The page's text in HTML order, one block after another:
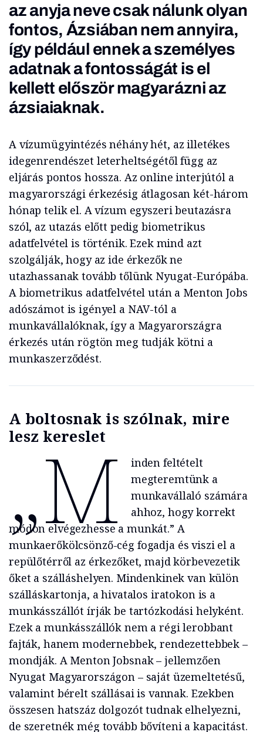
az anyja neve csak nálunk olyan
fontos, Ázsiában nem annyira,
így például ennek a személyes
adatnak a fontosságát is el
kellett először magyarázni az
ázsiaiaknak.
A vízumügyintézés néhány hét, az illetékes
idegenrendészet leterheltségétől függ az
eljárás pontos hossza. Az online interjútól a
magyarországi érkezésig átlagosan két-három
hónap telik el. A vízum egyszeri beutazásra
szól, az utazás előtt pedig biometrikus
adatfelvétel is történik. Ezek mind azt
szolgálják, hogy az ide érkezők ne
utazhassanak tovább tőlünk Nyugat-Európába.
A biometrikus adatfelvétel után a Menton Jobs
adószámot is igényel a NAV-tól a
munkavállalóknak, így a Magyarországra
érkezés után rögtön meg tudják kötni a
munkaszerződést.
A boltosnak is szólnak, mire
lesz kereslet
„M
inden feltételt
megteremtünk a
munkavállaló számára
ahhoz, hogy korrekt
módon elvégezhesse a munkát.” A
munkaerőkölcsönző-cég fogadja és viszi el a
repülőtérről az érkezőket, majd körbevezetik
őket a szálláshelyen. Mindenkinek van külön
szálláskartonja, a hivatalos iratokon is a
munkásszállót írják be tartózkodási helyként.
Ezek a munkásszállók nem a régi lerobbant
fajták, hanem modernebbek, rendezettebbek –
mondják. A Menton Jobsnak – jellemzően
Nyugat Magyarországon – saját üzemeltetésű,
valamint bérelt szállásai is vannak. Ezekben
összesen hatszáz dolgozót tudnak elhelyezni,
de szeretnék még tovább bővíteni a kapacitást.